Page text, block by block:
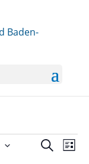
SucheListe